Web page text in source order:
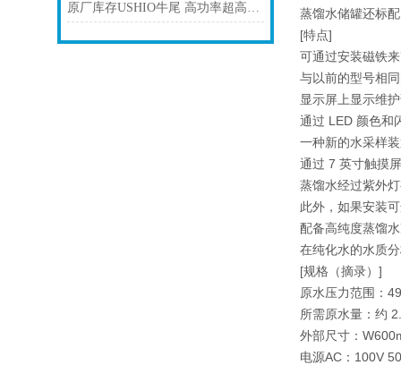
原厂库存USHIO牛尾 高功率超高压紫外线灯管UV灯 USH-3502DK
蒸馏水储罐还标
[特点]
可通过安装磁铁
与以前的型号相
显示屏上显示维
通过 LED 颜色和
一种新的水采样
通过 7 英寸触摸
蒸馏水经过紫外
此外，如果安装
配备高纯度蒸馏
在纯化水的水质
[规格（摘录）]
原水压力范围：
所需原水量：约
外部尺寸：
电源AC：100V